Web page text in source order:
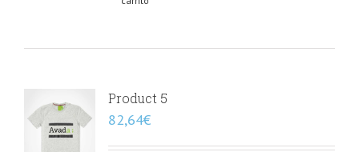
Product 5
82,64€